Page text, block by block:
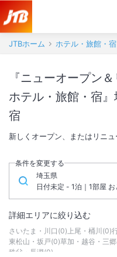
JTBホーム ホテル・旅館・宿
『ニューオープン
ホテル・旅館・宿
宿
新しくオープン、またはリニ
条件を変更する
埼玉県
日付未定 - 1泊｜1部屋
詳細エリアに絞り込む
さいたま・川口 (0) 上尾・桶川 (0)
東松山・坂戸(0)草加・越谷・三郷
秩父・長瀞(0)